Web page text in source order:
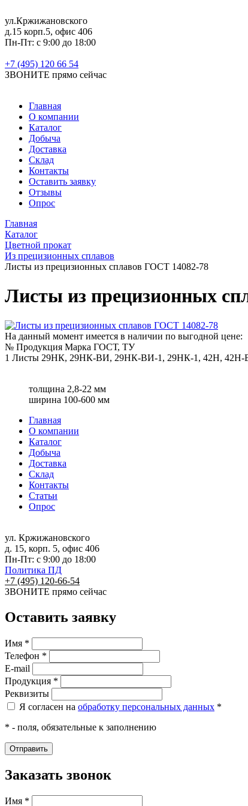
ул.Кржижановского
д.15 корп.5, офис 406
Пн-Пт: с 9:00 до 18:00
+7 (495) 120 66 54
ЗВОНИТЕ прямо сейчас
Главная
О компании
Каталог
Добыча
Доставка
Склад
Контакты
Оставить заявку
Отзывы
Опрос
Главная
Каталог
Цветной прокат
Из прецизионных сплавов
Листы из прецизионных сплавов ГОСТ 14082-78
Листы из прецизионных
На данный момент имеется в наличии по выгодной цене:
№ Продукция Марка ГОСТ, ТУ
1 Листы 29НК, 29НК-ВИ, 29НК-ВИ-1, 29НК-1, 42Н,
толщина 2,8-22 мм
ширина 100-600 мм
Главная
О компании
Каталог
Добыча
Доставка
Склад
Контакты
Статьи
Опрос
ул. Кржижановского
д. 15, корп. 5, офис 406
Пн-Пт: с 9:00 до 18:00
Политика ПД
+7 (495) 120-66-54
ЗВОНИТЕ прямо сейчас
Оставить заявку
Имя *
Телефон *
E-mail
Продукция *
Реквизиты
Я согласен на обработку персональных данных *
* - поля, обязательные к заполнению
Заказать звонок
Имя *